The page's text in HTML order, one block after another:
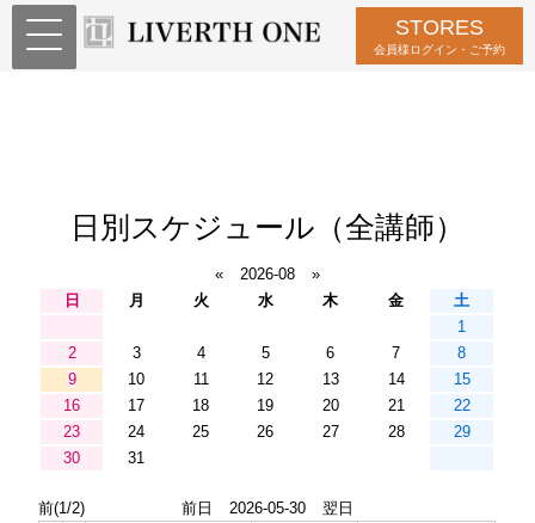
STORES
会員様ログイン・ご予約
日別スケジュール（全講師）
« 2026-08
»
日
月 火 水 木 金
土
1
2
3 4 5 6 7
8
9
10 11 12 13 14
15
16
17 18 19 20 21
22
23
24 25 26 27 28
29
30
31
前(1/2) 前日 2026-05-30
翌日